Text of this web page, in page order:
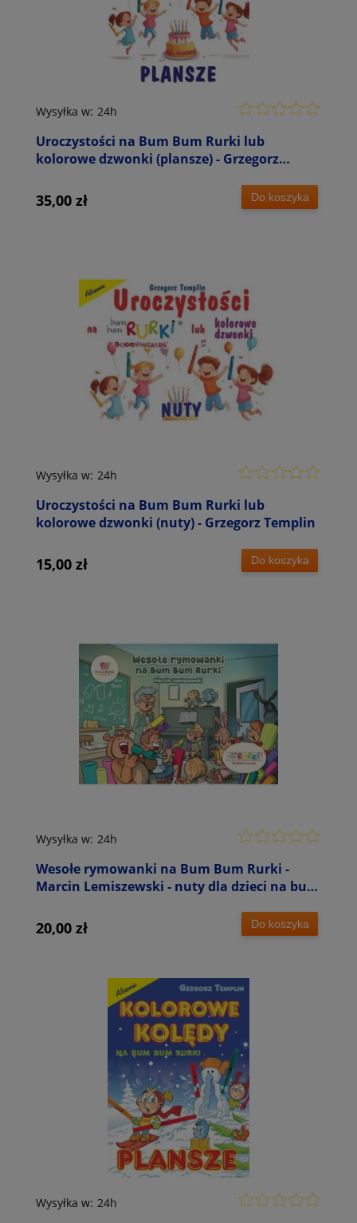
Uroczystości na Bum Bum Rurki lub
kolorowe dzwonki (plansze) - Grzegorz
Wysyłka w: 24h
35,00 zł Do koszyka
Uroczystości na Bum Bum Rurki lub
kolorowe dzwonki (nuty) - Grzegorz Templin
Wysyłka w: 24h
15,00 zł Do koszyka
Wesołe rymowanki na Bum Bum Rurki -
Marcin Lemiszewski - nuty dla dzieci na bum
Wysyłka w: 24h
20,00 zł Do koszyka
Wysyłka w: 24h